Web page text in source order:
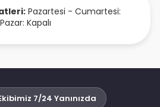
Pazartesi - Cumartesi:
Kapalı
7/24 Yanınızda